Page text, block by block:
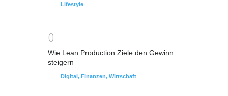
Lifestyle
0
Wie Lean Production Ziele den Gewinn
steigern
Digital, Finanzen, Wirtschaft